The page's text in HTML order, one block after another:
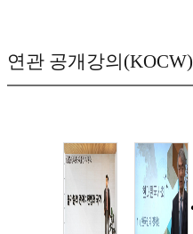
연관 공개강의(KOCW)